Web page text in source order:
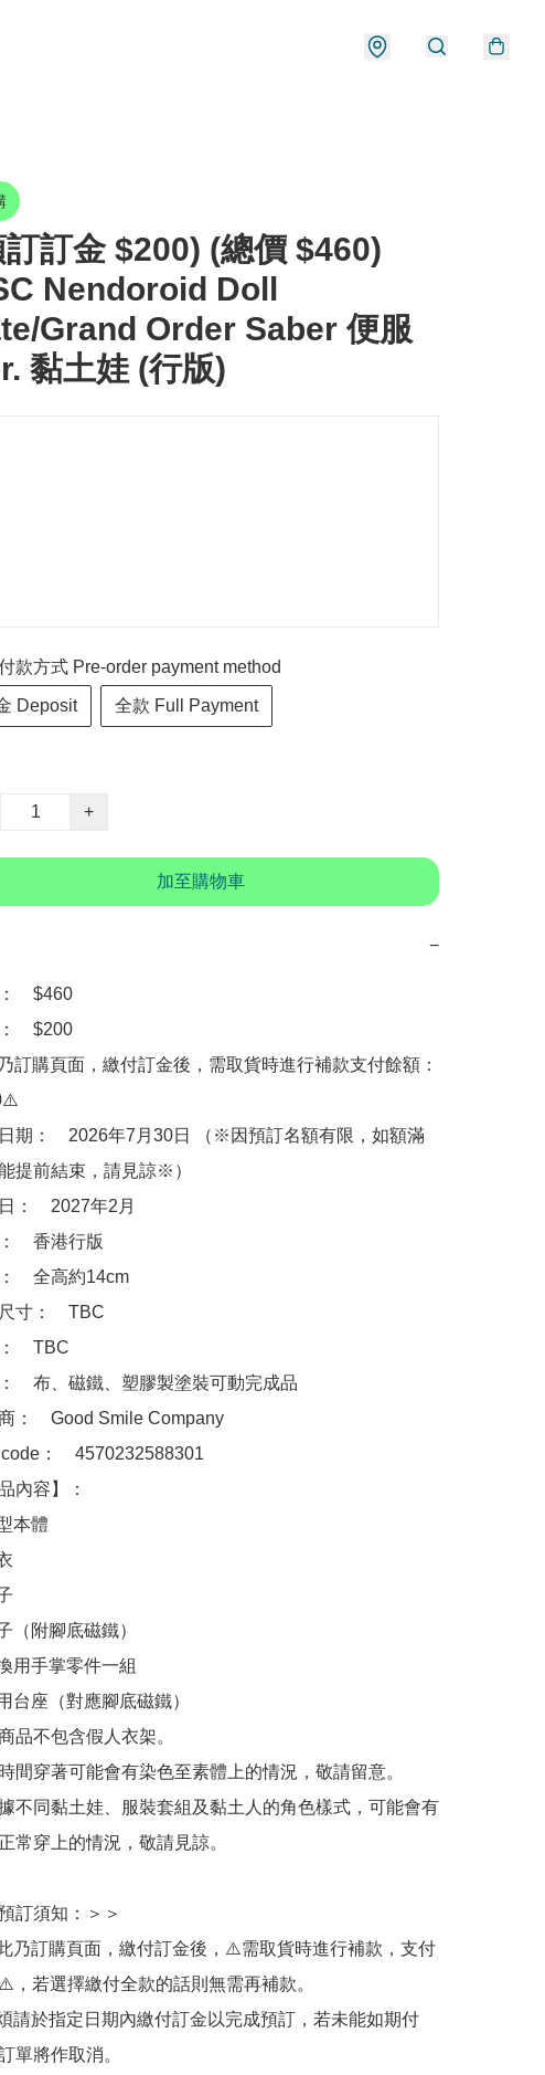
訂訂金 $200) (總價 $460)
Nendoroid Doll
Grand Order Saber 便服
黏土娃 (行版)
款方式 Pre-order payment method
Deposit 全款 Full Payment
+
加至購物車
−
　$460
　$200
訂購頁面，繳付訂金後，需取貨時進行補款支付餘額：
期：　2026年7月30日 （※因預訂名額有限，如額滿
提前結束，請見諒※）
：　2027年2月
　香港行版
　全高約14cm
寸：　TBC
　TBC
　布、磁鐵、塑膠製塗裝可動完成品
：　Good Smile Company
：　4570232588301
品內容】：
本體
（附腳底磁鐵）
用手掌零件一組
台座（對應腳底磁鐵）
品不包含假人衣架。
間穿著可能會有染色至素體上的情況，敬請留意。
不同黏土娃、服裝套組及黏土人的角色樣式，可能會有
常穿上的情況，敬請見諒。
訂須知：＞＞
乃訂購頁面，繳付訂金後，⚠️需取貨時進行補款，支付
，若選擇繳付全款的話則無需再補款。
請於指定日期內繳付訂金以完成預訂，若未能如期付
單將作取消。